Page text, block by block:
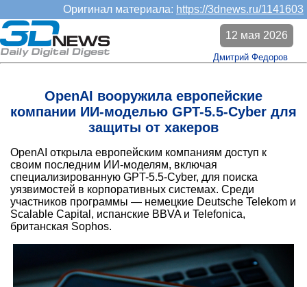
Оригинал материала: https://3dnews.ru/1141603
OpenAI вооружила европейские
компании ИИ-моделью GPT-5.5-Cyber для
защиты от хакеров
12 мая 2026
Дмитрий Федоров
OpenAI открыла европейским компаниям доступ к
своим последним ИИ-моделям, включая
специализированную GPT-5.5-Cyber, для поиска
уязвимостей в корпоративных системах. Среди
участников программы — немецкие Deutsche Telekom и
Scalable Capital, испанские BBVA и Telefonica,
британская Sophos.